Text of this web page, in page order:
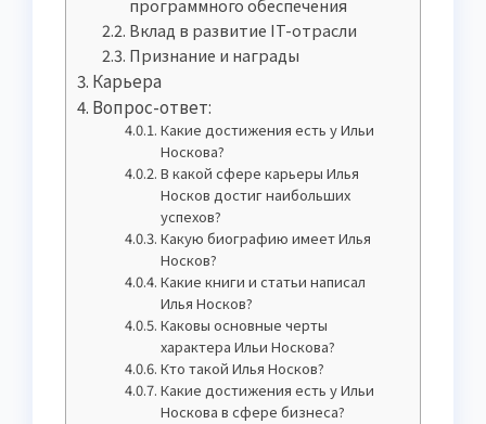
программного обеспечения
Вклад в развитие IT-отрасли
Признание и награды
Карьера
Вопрос-ответ:
Какие достижения есть у Ильи
Носкова?
В какой сфере карьеры Илья
Носков достиг наибольших
успехов?
Какую биографию имеет Илья
Носков?
Какие книги и статьи написал
Илья Носков?
Каковы основные черты
характера Ильи Носкова?
Кто такой Илья Носков?
Какие достижения есть у Ильи
Носкова в сфере бизнеса?